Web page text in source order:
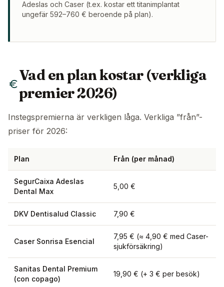
Adeslas och Caser (t.ex. kostar ett titanimplantat
ungefär 592–760 € beroende på plan).
Vad en plan kostar (verkliga
premier 2026)
Instegspremierna är verkligen låga. Verkliga ”från”-
priser för 2026:
Plan Från (per månad)
SegurCaixa Adeslas
Dental Max
5,00 €
DKV Dentisalud Classic 7,90 €
Caser Sonrisa Esencial
7,95 € (≈ 4,90 € med Caser-
sjukförsäkring)
Sanitas Dental Premium
(con copago)
19,90 € (+ 3 € per besök)